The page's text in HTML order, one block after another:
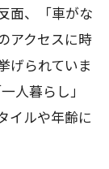
面、「車がな
アクセスに時
げられていま
人暮らし」
イルや年齢に